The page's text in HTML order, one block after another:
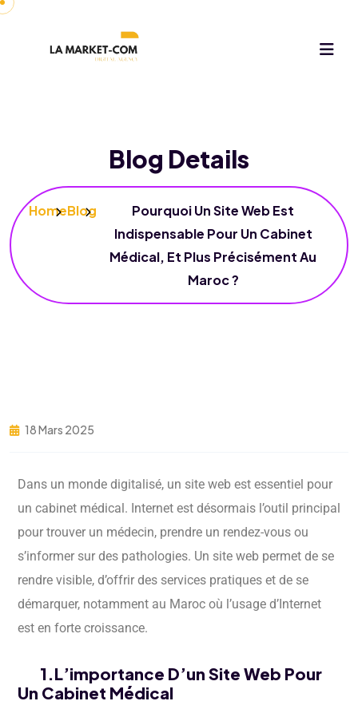
Blog Details
HomeBlog
Pourquoi Un Site Web Est
Indispensable Pour Un Cabinet
Médical, Et Plus Précisément Au
Maroc ?
18 Mars 2025
Dans un monde digitalisé, un site web est essentiel pour
un cabinet médical. Internet est désormais l’outil principal
pour trouver un médecin, prendre un rendez-vous ou
s’informer sur des pathologies. Un site web permet de se
rendre visible, d’offrir des services pratiques et de se
démarquer, notamment au Maroc où l’usage d’Internet
est en forte croissance.
1.L’importance D’un Site Web Pour
Un Cabinet Médical